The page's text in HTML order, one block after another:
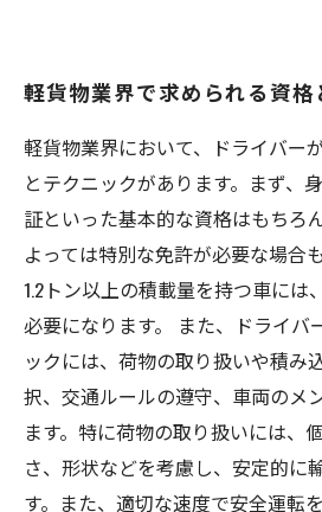
軽貨物業界で求められる資格
軽貨物業界において、ドライバー
とテクニックがあります。まず、
証といった基本的な資格はもちろ
よっては特別な免許が必要な場合
1.2トン以上の積載量を持つ車には
必要になります。 また、ドライバ
ックには、荷物の取り扱いや積み
択、交通ルールの遵守、車両のメ
ます。特に荷物の取り扱いには、
さ、形状などを考慮し、安定的に
す。また、適切な速度で安全運転